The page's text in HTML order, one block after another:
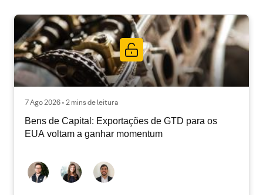
7 Ago 2026 • 2 mins de leitura
Bens de Capital: Exportações de GTD para os
EUA voltam a ganhar momentum